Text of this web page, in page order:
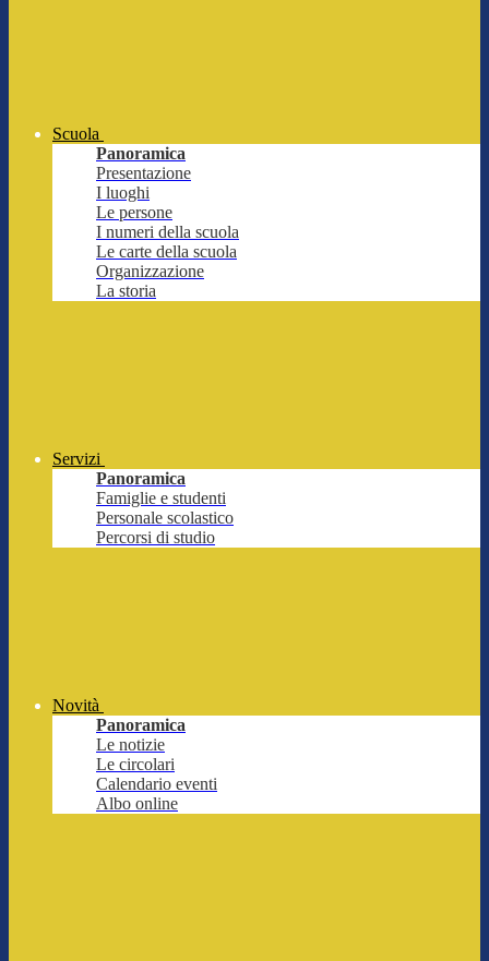
Scuola
Panoramica
Presentazione
I luoghi
Le persone
I numeri della scuola
Le carte della scuola
Organizzazione
La storia
Servizi
Panoramica
Famiglie e studenti
Personale scolastico
Percorsi di studio
Novità
Panoramica
Le notizie
Le circolari
Calendario eventi
Albo online